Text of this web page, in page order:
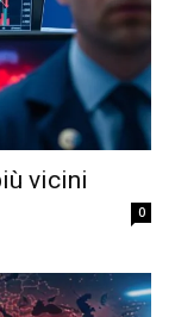
vicini
0